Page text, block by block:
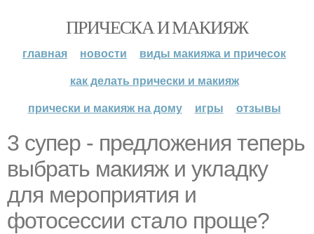
ПРИЧЕСКА И МАКИЯЖ
главная новости
виды макияжа и причесок
как делать прически и макияж
прически и макияж на дому
игры отзывы
3 супер - предложения теперь
выбрать макияж и укладку
для мероприятия и
фотосессии стало проще?